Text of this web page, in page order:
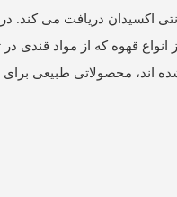
اکسیدان دریافت می کند.
قهوه که از مواد قندی در
اند، محصولاتی طبیعی برای